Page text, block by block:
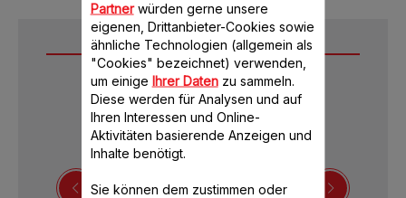
Downloads
Partnerwürden gerne unsere
eigenen, Drittanbieter-Cookies sowie
ähnliche Technologien (allgemein als
"Cookies" bezeichnet) verwenden,
um einige Ihrer Datenzu sammeln.
Diese werden für Analysen und auf
Ihren Interessen und Online-
Aktivitäten basierende Anzeigen und
Inhalte benötigt.
Sie können dem zustimmen oder